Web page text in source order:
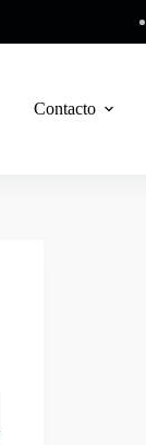
Contacto